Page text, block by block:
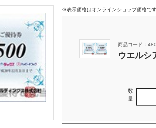
※表示価格はオンラインショップ価格で
商品コード：
ウエルシ
数
量